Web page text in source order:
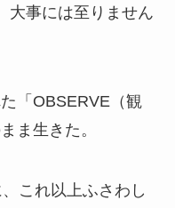
大事には至りません
「OBSERVE（観
ま生きた。
これ以上ふさわし